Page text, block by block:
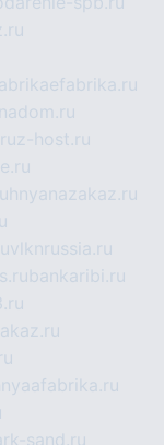
z-host.ru
vlknrussia.ru
bankaribi.ru
sand.ru